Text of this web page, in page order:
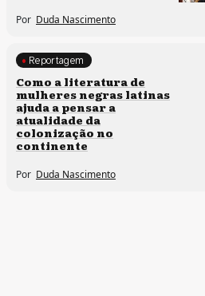
Por Duda Nascimento
Direitos humanos
Reportagem
Como a literatura de
mulheres negras latinas
ajuda a pensar a
atualidade da
colonização no
continente
Por Duda Nascimento